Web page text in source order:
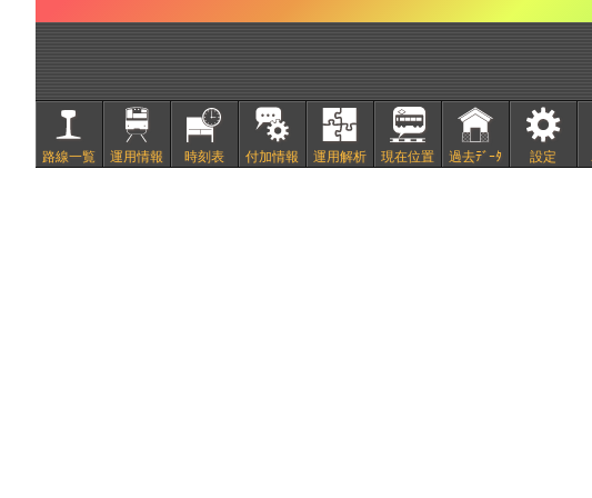
路線一覧 運用情報 時刻表 付加情報 運用解析 現在位置 過去ﾃﾞｰﾀ 設定